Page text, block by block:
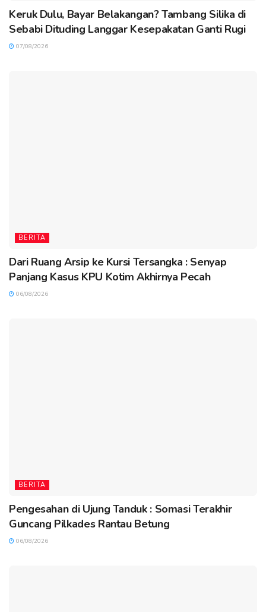
Keruk Dulu, Bayar Belakangan? Tambang Silika di
Sebabi Dituding Langgar Kesepakatan Ganti Rugi
07/08/2026
BERITA
Dari Ruang Arsip ke Kursi Tersangka : Senyap
Panjang Kasus KPU Kotim Akhirnya Pecah
06/08/2026
BERITA
Pengesahan di Ujung Tanduk : Somasi Terakhir
Guncang Pilkades Rantau Betung
06/08/2026